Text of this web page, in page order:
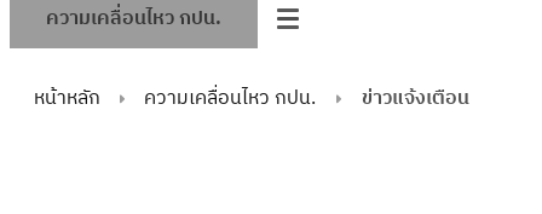
ความเคลื่อนไหว กปน.
หน้าหลัก ความเคลื่อนไหว กปน. ข่าวแจ้งเตือน